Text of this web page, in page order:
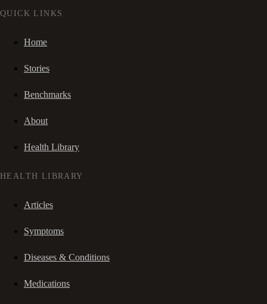
QUICK LINKS
Home
Stories
Benchmarks
About
Health Library
HEALTH LIBRARY
Articles
Symptoms
Diseases & Conditions
Medications